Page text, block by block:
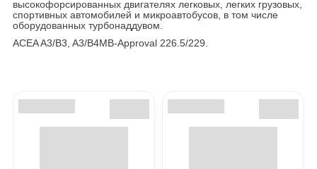
высокофорсированных двигателях легковых, легких грузовых,
спортивных автомобилей и микроавтобусов, в том числе
оборудованных турбонаддувом.
ACEA A3/B3, A3/B4MB-Approval 226.5/229.